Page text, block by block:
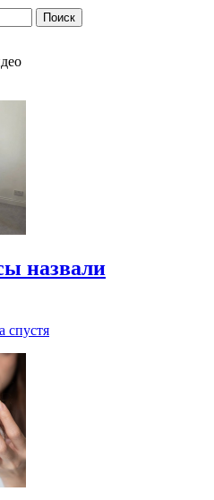
назвали
спустя